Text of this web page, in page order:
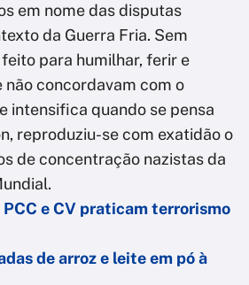
em nome das disputas
da Guerra Fria. Sem
para humilhar, ferir e
concordavam com o
intensifica quando se pensa
reproduziu-se com exatidão o
de concentração nazistas da
PCC e CV praticam terrorismo
de arroz e leite em pó à